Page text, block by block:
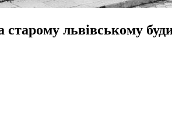
львівському